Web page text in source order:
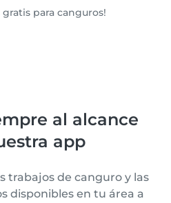
gratis para canguros!
al alcance
app
trabajos de canguro y las
disponibles en tu área a